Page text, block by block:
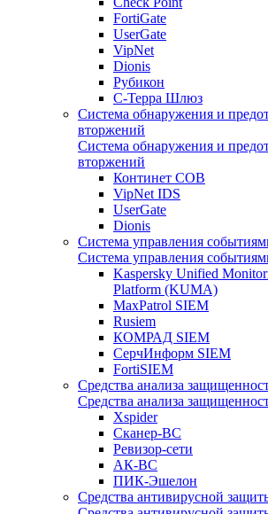
FortiGate
UserGate
VipNet
Dionis
Рубикон
С-Терра Шлюз
Система обнаружения и
вторжений
Система обнаружения и
вторжений
Континет СОВ
VipNet IDS
UserGate
Dionis
Система управления
Система управления
Kaspersky Unified
Platform (KUMA)
MaxPatrol SIEM
Rusiem
КОМРАД SIEM
СерчИнформ SIEM
FortiSIEM
Средства анализа
Средства анализа
Xspider
Сканер-ВС
Ревизор-сети
АК-ВС
ПИК-Эшелон
Средства антивирусной